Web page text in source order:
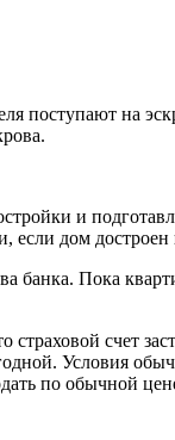
поступают на
и
дом
Пока
страховой счет
Условия
по обычной